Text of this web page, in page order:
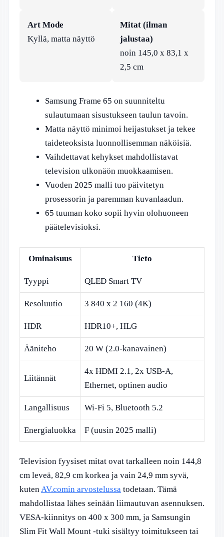
Art Mode
Kyllä, matta näyttö
Mitat (ilman
jalustaa)
noin 145,0 x 83,1 x
2,5 cm
Samsung Frame 65 on suunniteltu
sulautumaan sisustukseen taulun tavoin.
Matta näyttö minimoi heijastukset ja tekee
taideteoksista luonnollisemman näköisiä.
Vaihdettavat kehykset mahdollistavat
television ulkonäön muokkaamisen.
Vuoden 2025 malli tuo päivitetyn
prosessorin ja paremman kuvanlaadun.
65 tuuman koko sopii hyvin olohuoneen
päätelevisioksi.
Ominaisuus Tieto
Tyyppi QLED Smart TV
Resoluutio 3 840 x 2 160 (4K)
HDR HDR10+, HLG
Ääniteho 20 W (2.0-kanavainen)
Liitännät
4x HDMI 2.1, 2x USB-A,
Ethernet, optinen audio
Langallisuus Wi-Fi 5, Bluetooth 5.2
Energialuokka F (uusin 2025 malli)
Television fyysiset mitat ovat tarkalleen noin 144,8
cm leveä, 82,9 cm korkea ja vain 24,9 mm syvä,
kutenAV.comin arvostelussa todetaan. Tämä
mahdollistaa lähes seinään liimautuvan asennuksen.
VESA-kiinnitys on 400 x 300 mm, ja Samsungin
Slim Fit Wall Mount -tuki sisältyy toimitukseen tai